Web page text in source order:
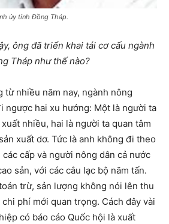
ủy tỉnh Đồng Tháp.
ông đã triển khai tái cơ cấu ngành
Tháp như thế nào?
từ nhiều năm nay, ngành nông
ngược hai xu hướng: Một là người ta
nhiều, hai là người ta quan tâm
xuất dơ. Tức là anh không đi theo
cấp và người nông dân cả nước
sản, với các câu lạc bộ năm tấn.
trừ, sản lượng không nói lên thu
phí mới quan trọng. Cách đây vài
có báo cáo Quốc hội là xuất